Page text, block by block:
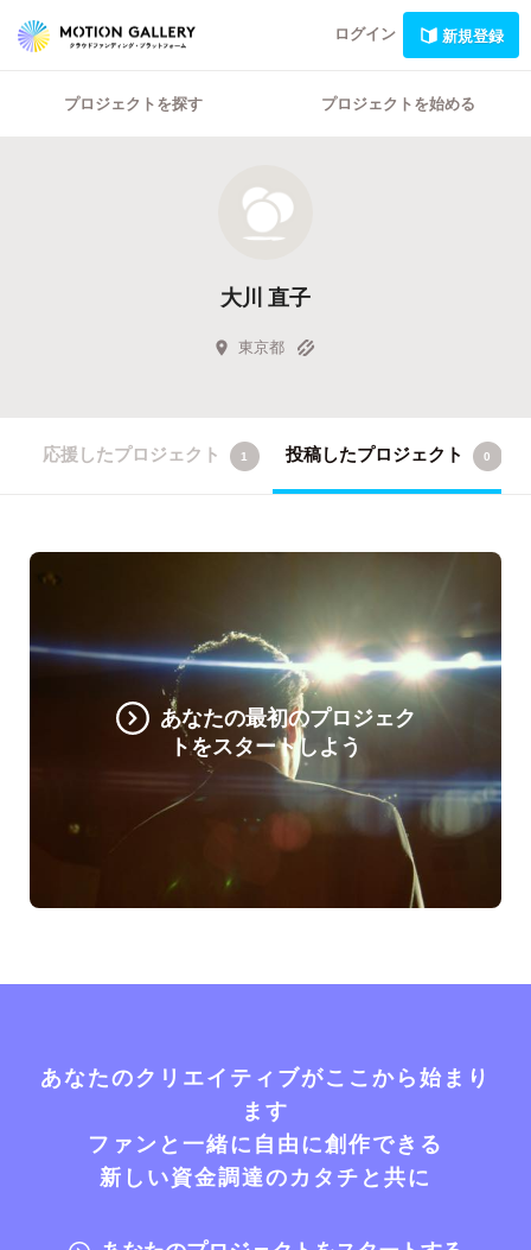
ログイン 新規登録
プロジェクトを探す プロジェクトを始める
大川 直子
東京都
応援したプロジェクト 1 投稿したプロジェクト 0
あなたの最初のプロジェク
トをスタートしよう
あなたのクリエイティブがここから始まり
ます
ファンと一緒に自由に創作できる
新しい資金調達のカタチと共に